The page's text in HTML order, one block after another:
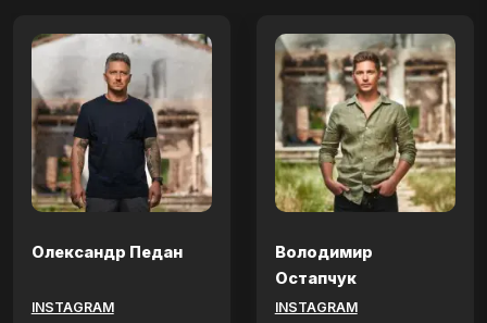
Олександр Педан
INSTAGRAM
Володимир
Остапчук
INSTAGRAM